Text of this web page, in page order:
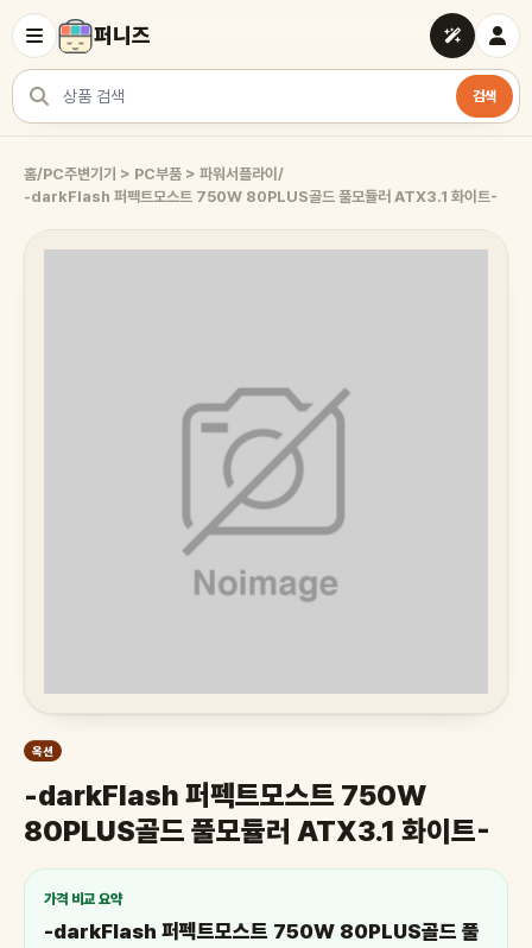
퍼니즈
상품 검색
검색
홈/PC주변기기 > PC부품 > 파워서플라이 /
-darkFlash 퍼펙트모스트 750W 80PLUS골드 풀모듈러 ATX3.1 화이트-
옥션
-darkFlash 퍼펙트모스트 750W
80PLUS골드 풀모듈러 ATX3.1 화이트-
가격 비교 요약
-darkFlash 퍼펙트모스트 750W 80PLUS골드 풀